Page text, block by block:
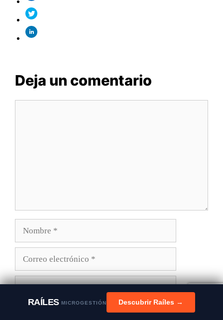
Deja un comentario
electrónico
Web
RAÍLESMICROGESTIÓN Descubrir Raíles →